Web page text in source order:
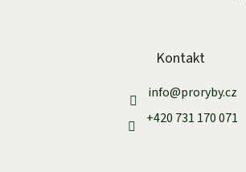
Kontakt
info@proryby.cz
+420 731 170 071